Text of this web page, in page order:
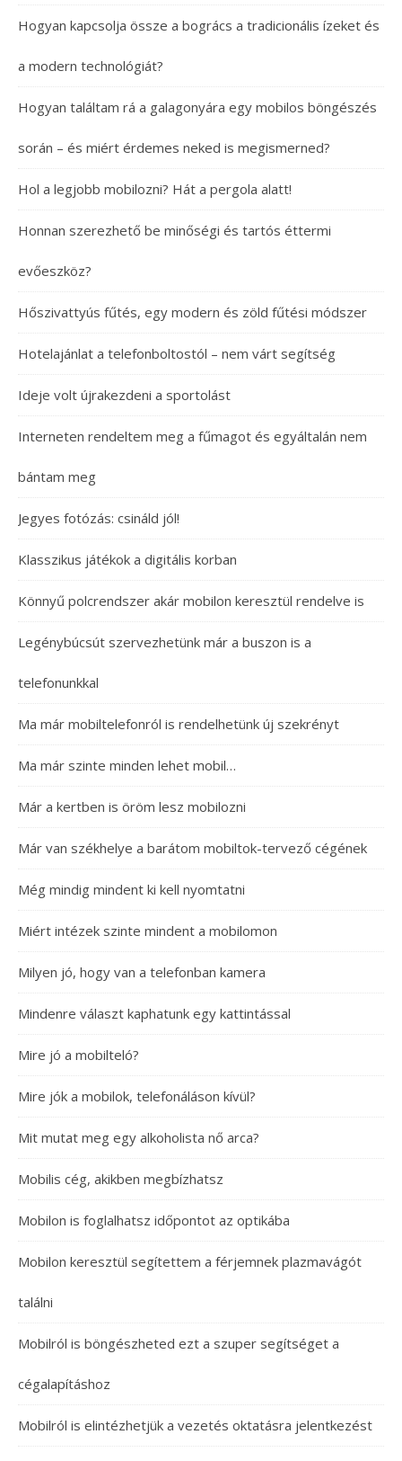
Hogyan kapcsolja össze a bogrács a tradicionális ízeket és
a modern technológiát?
Hogyan találtam rá a galagonyára egy mobilos böngészés
során – és miért érdemes neked is megismerned?
Hol a legjobb mobilozni? Hát a pergola alatt!
Honnan szerezhető be minőségi és tartós éttermi
evőeszköz?
Hőszivattyús fűtés, egy modern és zöld fűtési módszer
Hotelajánlat a telefonboltostól – nem várt segítség
Ideje volt újrakezdeni a sportolást
Interneten rendeltem meg a fűmagot és egyáltalán nem
bántam meg
Jegyes fotózás: csináld jól!
Klasszikus játékok a digitális korban
Könnyű polcrendszer akár mobilon keresztül rendelve is
Legénybúcsút szervezhetünk már a buszon is a
telefonunkkal
Ma már mobiltelefonról is rendelhetünk új szekrényt
Ma már szinte minden lehet mobil…
Már a kertben is öröm lesz mobilozni
Már van székhelye a barátom mobiltok-tervező cégének
Még mindig mindent ki kell nyomtatni
Miért intézek szinte mindent a mobilomon
Milyen jó, hogy van a telefonban kamera
Mindenre választ kaphatunk egy kattintással
Mire jó a mobilteló?
Mire jók a mobilok, telefonáláson kívül?
Mit mutat meg egy alkoholista nő arca?
Mobilis cég, akikben megbízhatsz
Mobilon is foglalhatsz időpontot az optikába
Mobilon keresztül segítettem a férjemnek plazmavágót
találni
Mobilról is böngészheted ezt a szuper segítséget a
cégalapításhoz
Mobilról is elintézhetjük a vezetés oktatásra jelentkezést